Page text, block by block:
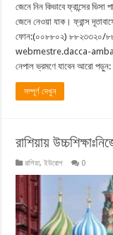
জেনে নিন কিভাবে ফ্রান্সের
জেনে নেওয়া যাক। ফ্রান্স
ফোন:(০০৮৮০২) ৮৮২৩৩২০/
webmestre.dacca-
নেপাল ভ্রমণে যাবেন আরো
সম্পূর্ণ দেখুন
রাশিয়ায়
রাশিয়া,ইউরোপ 0